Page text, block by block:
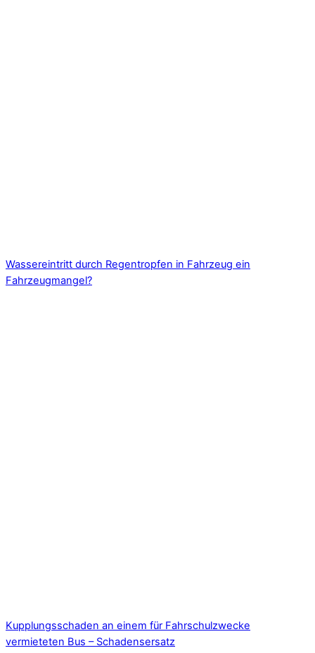
Wassereintritt durch Regentropfen in Fahrzeug ein
Fahrzeugmangel?
Kupplungsschaden an einem für Fahrschulzwecke
vermieteten Bus – Schadensersatz